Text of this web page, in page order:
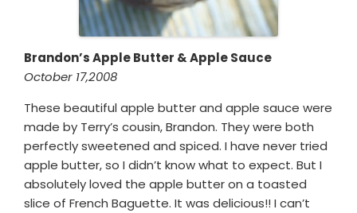
Brandon’s Apple Butter & Apple Sauce
October 17,2008
These beautiful apple butter and apple sauce were
made by Terry’s cousin, Brandon. They were both
perfectly sweetened and spiced. I have never tried
apple butter, so I didn’t know what to expect. But I
absolutely loved the apple butter on a toasted
slice of French Baguette. It was delicious!! I can’t